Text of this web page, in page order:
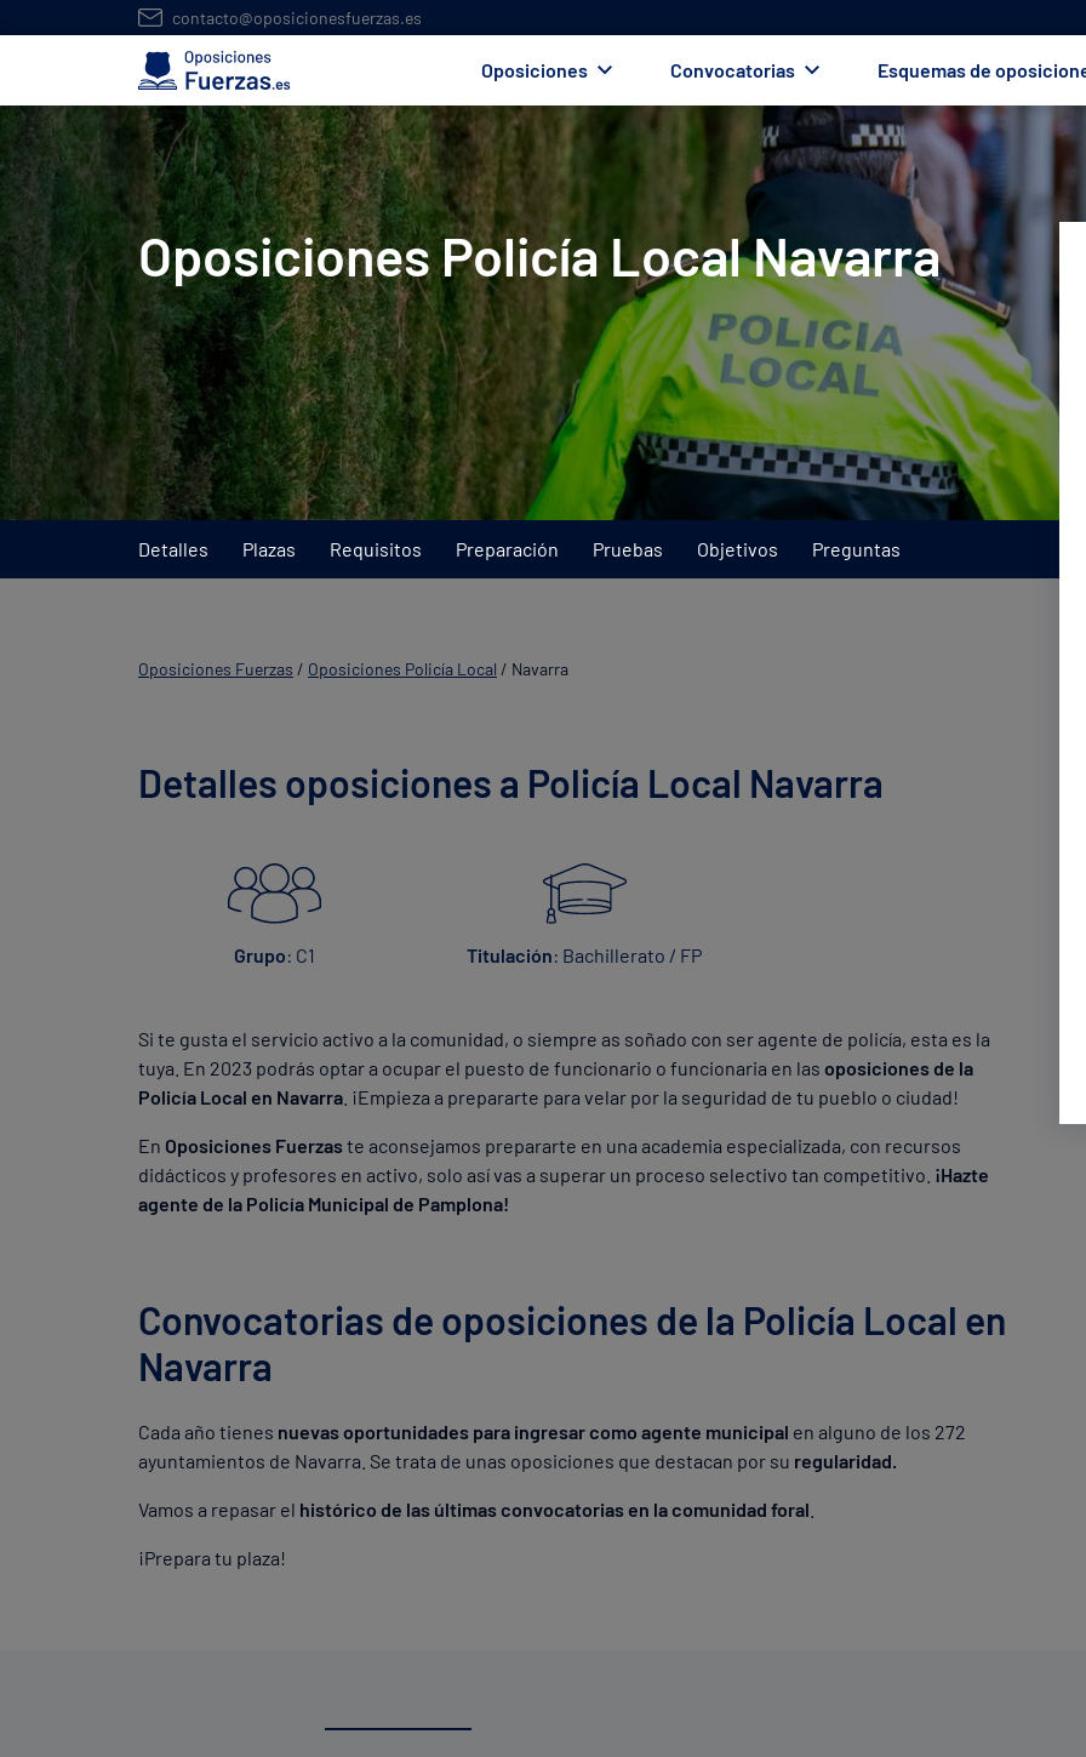
contacto@oposicionesfuerzas.es
Oposiciones Convocatorias Esquemas de
Oposiciones Policía Local Navarra
Detalles Plazas Requisitos Preparación Pruebas Objetivos Preguntas
Oposiciones Fuerzas / Oposiciones Policía Local / Navarra
Detalles oposiciones a Policía Local Navarra
Grupo: C1 Titulación: Bachillerato / FP
Si te gusta el servicio activo a la comunidad, o siempre as soñado con ser agente de policía, esta es la
tuya. En 2023 podrás optar a ocupar el puesto de funcionario o funcionaria en las oposiciones de la
Policía Local en Navarra . ¡Empieza a prepararte para velar por la seguridad de tu pueblo o ciudad!
En Oposiciones Fuerzaste aconsejamos prepararte en una academia especializada, con recursos
didácticos y profesores en activo, solo así vas a superar un proceso selectivo tan competitivo. ¡Hazte
agente de la Policía Municipal de Pamplona!
Convocatorias de oposiciones de la Policía Local en
Navarra
Cada año tienes nuevas oportunidades para ingresar como agente municipal en alguno de los 272
ayuntamientos de Navarra. Se trata de unas oposiciones que destacan por su regularidad.
Vamos a repasar el histórico de las últimas convocatorias en la comunidad foral
¡Prepara tu plaza!